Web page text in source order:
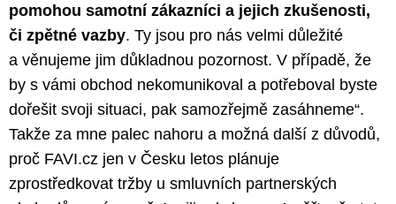
pomohou samotní zákazníci a jejich zkušenosti,
či zpětné vazby. Ty jsou pro nás velmi důležité
a věnujeme jim důkladnou pozornost. V případě, že
by s vámi obchod nekomunikoval a potřeboval byste
dořešit svoji situaci, pak samozřejmě zasáhneme“.
Takže za mne palec nahoru a možná další z důvodů,
proč FAVI.cz jen v Česku letos plánuje
zprostředkovat tržby u smluvních partnerských